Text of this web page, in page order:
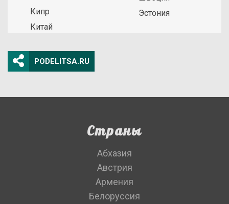
Кипр
Китай
Эстония
PODELITSA.RU
Страны
Абхазия
Австрия
Армения
Белоруссия